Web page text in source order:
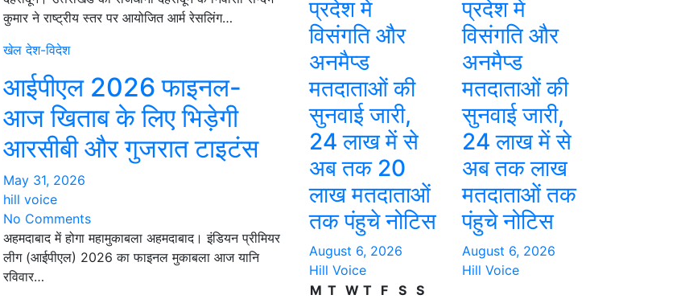
कुमार ने राष्ट्रीय स्तर पर आयोजित आर्म रेसलिंग…
खेल देश-विदेश
आईपीएल 2026 फाइनल-
आज खिताब के लिए भिड़ेगी
आरसीबी और गुजरात टाइटंस
May 31, 2026
hill voice
No Comments
अहमदाबाद में होगा महामुकाबला अहमदाबाद। इंडियन प्रीमियर
लीग (आईपीएल) 2026 का फाइनल मुकाबला आज यानि
रविवार…
प्रदेश में
विसंगति और
अनमैप्ड
मतदाताओं की
सुनवाई जारी,
24 लाख में से
अब तक 20
लाख मतदाताओं
तक पंहुचे नोटिस
August 6, 2026
Hill Voice
प्रदेश में
विसंगति और
अनमैप्ड
मतदाताओं की
सुनवाई जारी,
24 लाख में से
अब तक लाख
मतदाताओं तक
पंहुचे नोटिस
August 6, 2026
Hill Voice
M T W T F S S